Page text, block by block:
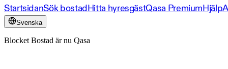
StartsidanSök bostadHitta hyresgästQasa PremiumHjälp
Svenska
Blocket Bostad är nu Qasa